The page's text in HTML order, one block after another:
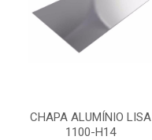
CHAPA ALUMÍNIO LISA
1100-H14